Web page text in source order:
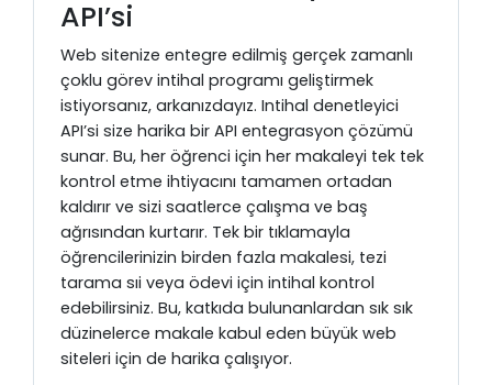
API’si
Web sitenize entegre edilmiş gerçek zamanlı
çoklu görev intihal programı geliştirmek
istiyorsanız, arkanızdayız. Intihal denetleyici
API’si size harika bir API entegrasyon çözümü
sunar. Bu, her öğrenci için her makaleyi tek tek
kontrol etme ihtiyacını tamamen ortadan
kaldırır ve sizi saatlerce çalışma ve baş
ağrısından kurtarır. Tek bir tıklamayla
öğrencilerinizin birden fazla makalesi, tezi
tarama sıi veya ödevi için intihal kontrol
edebilirsiniz. Bu, katkıda bulunanlardan sık sık
düzinelerce makale kabul eden büyük web
siteleri için de harika çalışıyor.